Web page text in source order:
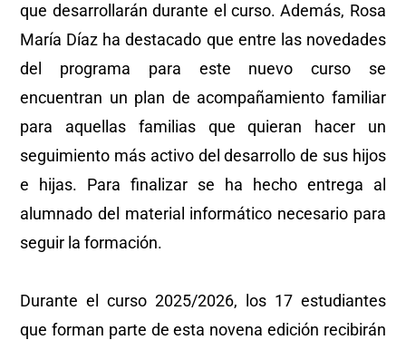
que desarrollarán durante el curso. Además, Rosa
María Díaz ha destacado que entre las novedades
del programa para este nuevo curso se
encuentran un plan de acompañamiento familiar
para aquellas familias que quieran hacer un
seguimiento más activo del desarrollo de sus hijos
e hijas. Para finalizar se ha hecho entrega al
alumnado del material informático necesario para
seguir la formación.
Durante el curso 2025/2026, los 17 estudiantes
que forman parte de esta novena edición recibirán